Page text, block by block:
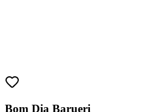
Bom Dia Barueri